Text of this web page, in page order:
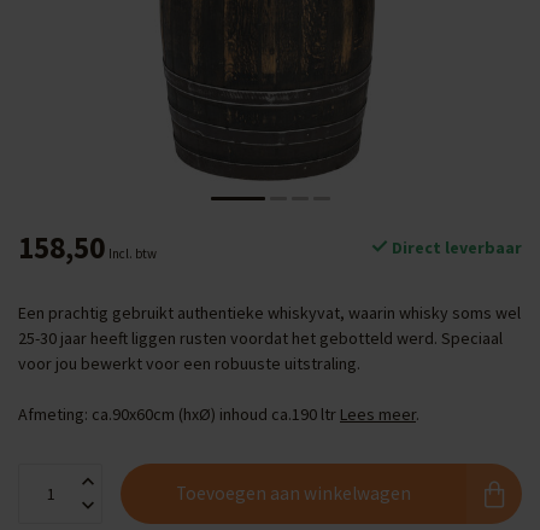
158,50 Incl. btw Direct leverbaar
Een prachtig gebruikt authentieke whiskyvat, waarin whisky soms wel
25-30 jaar heeft liggen rusten voordat het gebotteld werd. Speciaal
voor jou bewerkt voor een robuuste uitstraling.
Afmeting: ca.90x60cm (hxØ) inhoud ca.190 ltr Lees meer.
Toevoegen aan winkelwagen